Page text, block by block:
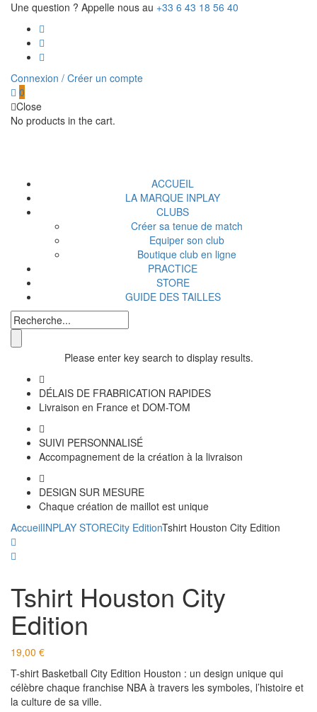
Une question ? Appelle nous au +33 6 43 18 56 40
Connexion / Créer un compte
0
Close
No products in the cart.
ACCUEIL
LA MARQUE INPLAY
CLUBS
Créer sa tenue de match
Equiper son club
Boutique club en ligne
PRACTICE
STORE
GUIDE DES TAILLES
Please enter key search to display results.
DÉLAIS DE FRABRICATION RAPIDES
Livraison en France et DOM-TOM
SUIVI PERSONNALISÉ
Accompagnement de la création à la livraison
DESIGN SUR MESURE
Chaque création de maillot est unique
AccueilINPLAY STORECity EditionTshirt Houston City Edition
Tshirt Houston City
Edition
19,00 €
T-shirt Basketball City Edition Houston : un design unique qui
célèbre chaque franchise NBA à travers les symboles, l’histoire et
la culture de sa ville.